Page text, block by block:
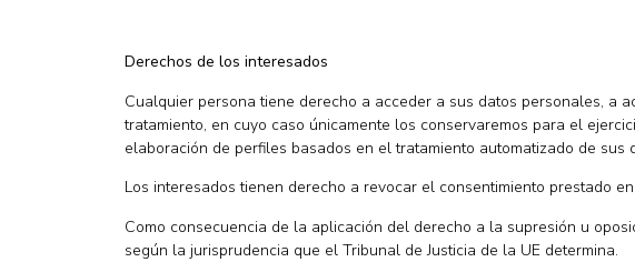
Derechos de los interesados
Cualquier persona tiene derecho a acceder a sus datos personales, a
tratamiento, en cuyo caso únicamente los conservaremos para el
elaboración de perfiles basados en el tratamiento automatizado de sus
Los interesados tienen derecho a revocar el consentimiento prestado
Como consecuencia de la aplicación del derecho a la supresión u
según la jurisprudencia que el Tribunal de Justicia de la UE determina.